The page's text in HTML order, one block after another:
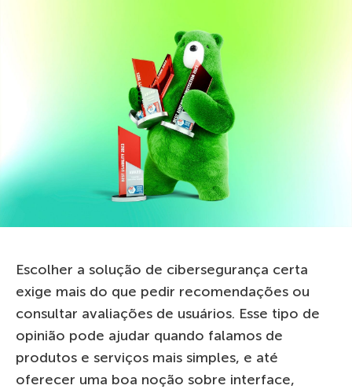
Escolher a solução de cibersegurança certa
exige mais do que pedir recomendações ou
consultar avaliações de usuários. Esse tipo de
opinião pode ajudar quando falamos de
produtos e serviços mais simples, e até
oferecer uma boa noção sobre interface,